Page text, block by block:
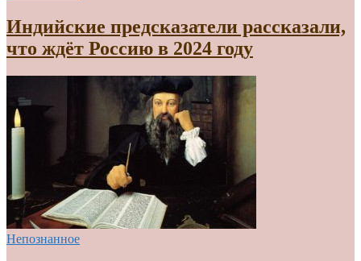
Индийские предсказатели рассказали,
что ждёт Россию в 2024 году
Непознанное